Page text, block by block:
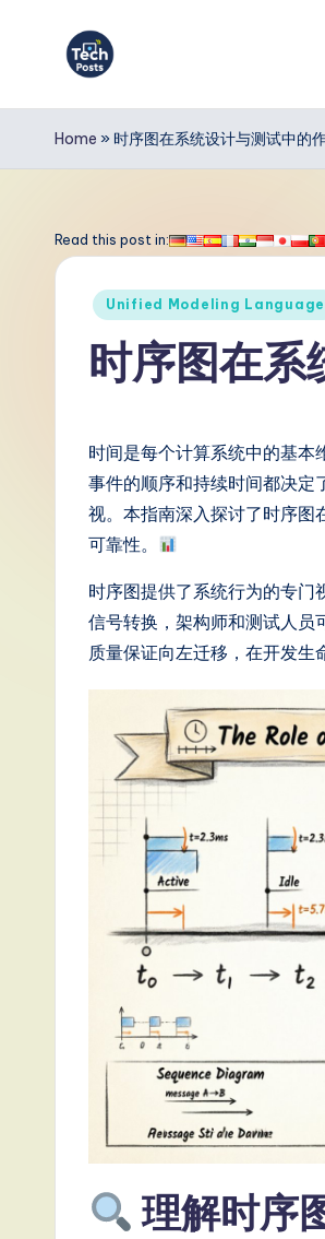
T
e
h
m
Home » 时序图在系统设计与测试中的
Read this post in:
Posted
Unified Modeling Language
时序图在系
时间是每个计算系统中的基本
事件的顺序和持续时间都决定
视。本指南深入探讨了时序图
可靠性。
时序图提供了系统行为的专门
信号转换，架构师和测试人员
质量保证向左迁移，在开发生
理解时序